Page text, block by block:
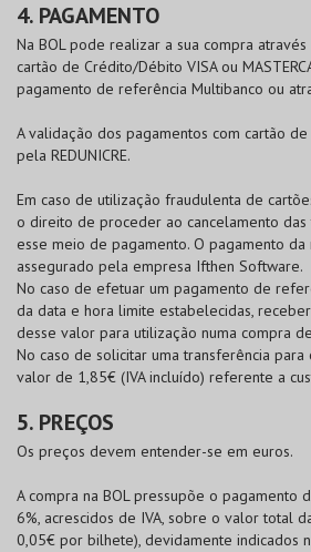
4. PAGAMENTO
Na BOLpode realizar a sua compra através
cartão de Crédito/Débito VISAou
pagamento de referência Multibanco ou
A validação dos pagamentos com cartão
pela REDUNICRE.
Em caso de utilização fraudulenta de
o direito de proceder ao cancelamento das
esse meio de pagamento. O pagamento
assegurado pela empresa Ifthen Software.
No caso de efetuar um pagamento de
da data e hora limite estabelecidas,
desse valor para utilização numa compra
No caso de solicitar uma transferência
valor de 1,85€ (IVA incluído) referente a
5. PREÇOS
Os preços devem entender-se em euros.
A compra na BOLpressupõe o pagamento
6%, acrescidos de IVA, sobre o valor total
0,05€ por bilhete), devidamente indicados